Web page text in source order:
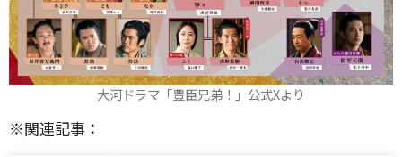
大河ドラマ「豊臣兄弟！」公式Xより
※関連記事：